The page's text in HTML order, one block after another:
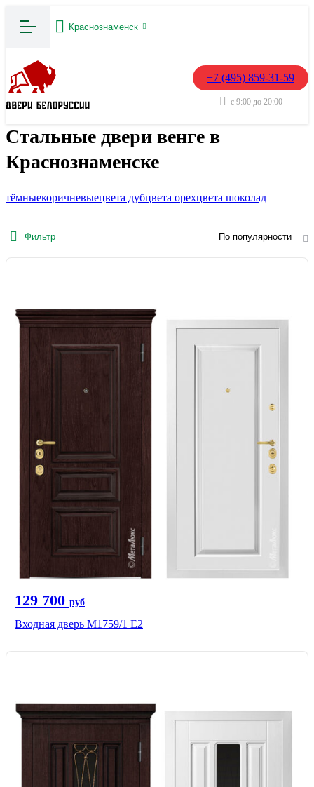
Краснознаменск
+7 (495) 859-31-59
с 9:00 до 20:00
Стальные двери венге в
Краснознаменске
тёмныекоричневыецвета дубцвета орехцвета шоколад
Фильтр По популярности
129 700 руб
Входная дверь М1759/1 Е2